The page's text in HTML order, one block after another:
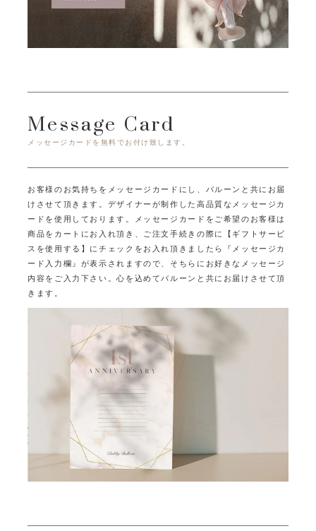
Message Card
メッセージカードを無料でお付け致します。
お客様のお気持ちをメッセージカードにし、バルーンと共にお届
けさせて頂きます。 デザイナーが制作した高品質なメッセージカ
ードを使用しております。
メッセージカードをご希望のお客様は
商品をカートにお入れ頂き、ご注文手続きの際に
【ギフトサービ
スを使用する】にチェックをお入れ頂きましたら
『メッセージカ
ード入力欄』が表示されますので、そちらにお好きなメッセージ
内容をご入力下さい。心を込めてバルーンと共にお届けさせて頂
きます。